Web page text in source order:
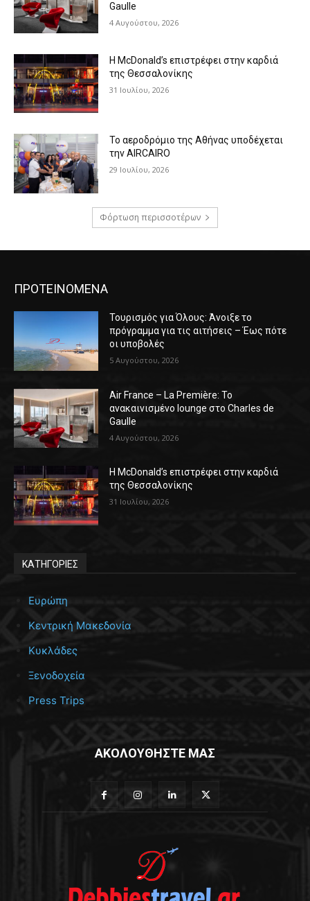
Gaulle
4 Αυγούστου, 2026
Η McDonald’s επιστρέφει στην καρδιά
της Θεσσαλονίκης
31 Ιουλίου, 2026
Το αεροδρόμιο της Αθήνας υποδέχεται
την AIRCAIRO
29 Ιουλίου, 2026
Φόρτωση περισσοτέρων
ΠΡΟΤΕΙΝΟΜΕΝΑ
Τουρισμός για Όλους: Άνοιξε το
πρόγραμμα για τις αιτήσεις – Έως πότε
οι υποβολές
5 Αυγούστου, 2026
Air France – La Première: Το
ανακαινισμένο lounge στο Charles de
Gaulle
4 Αυγούστου, 2026
Η McDonald’s επιστρέφει στην καρδιά
της Θεσσαλονίκης
31 Ιουλίου, 2026
ΚΑΤΗΓΟΡΙΕΣ
Ευρώπη
Κεντρική Μακεδονία
Κυκλάδες
Ξενοδοχεία
Press Trips
ΑΚΟΛΟΥΘΗΣΤΕ ΜΑΣ